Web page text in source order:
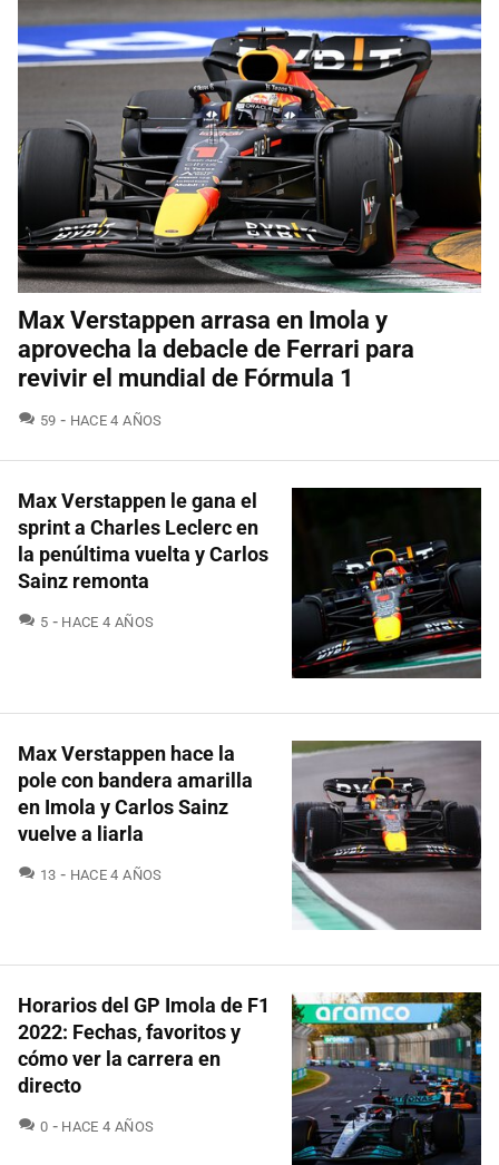
Max Verstappen arrasa en Imola y
aprovecha la debacle de Ferrari para
revivir el mundial de Fórmula 1
59 COMENTARIOS
HACE 4 AÑOS
Max Verstappen le gana el
sprint a Charles Leclerc en
la penúltima vuelta y Carlos
Sainz remonta
5 COMENTARIOS
HACE 4 AÑOS
Max Verstappen hace la
pole con bandera amarilla
en Imola y Carlos Sainz
vuelve a liarla
13 COMENTARIOS
HACE 4 AÑOS
Horarios del GP Imola de F1
2022: Fechas, favoritos y
cómo ver la carrera en
directo
0 COMENTARIOS
HACE 4 AÑOS